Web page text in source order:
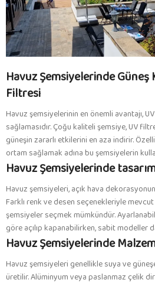
Havuz Şemsiyelerinde Güneş
Filtresi
Havuz şemsiyelerinin en önemli avantajı, UV
sağlamasıdır. Çoğu kaliteli şemsiye, UV
güneşin zararlı etkilerini en aza indirir.
ortam sağlamak adına bu şemsiyelerin
Havuz Şemsiyelerinde
Havuz şemsiyeleri, açık hava
Farklı renk ve desen seçenekleriyle
şemsiyeler seçmek mümkündür.
göre açılıp kapanabilirken, sabit modeller
Havuz Şemsiyelerinde
Havuz şemsiyeleri genellikle suya ve
üretilir. Alüminyum veya paslanmaz çelik